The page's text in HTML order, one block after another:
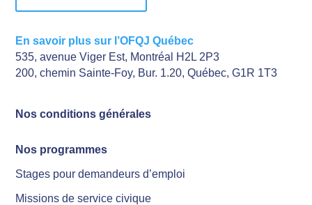
En savoir plus sur l’OFQJ Québec
535, avenue Viger Est, Montréal H2L 2P3
200, chemin Sainte-Foy, Bur. 1.20, Québec, G1R 1T3
Nos conditions générales
Nos programmes
Stages pour demandeurs d’emploi
Missions de service civique